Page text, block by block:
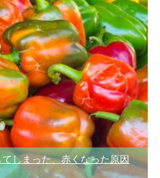
しまった、赤くなった原因